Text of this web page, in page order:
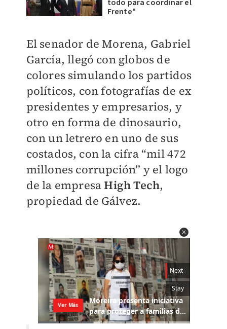
todo para coordinar el
Frente"
El senador de Morena, Gabriel
García, llegó con globos de
colores simulando los partidos
políticos, con fotografías de ex
presidentes y empresarios, y
otro en forma de dinosaurio,
con un letrero en uno de sus
costados, con la cifra “mil 472
millones corrupción” y el logo
de la empresaHigh Tech,
propiedad de Gálvez.